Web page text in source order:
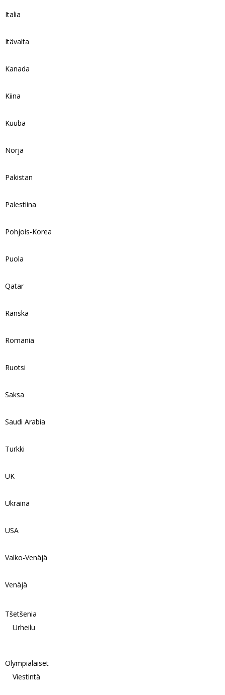
Italia
Itävalta
Kanada
Kiina
Kuuba
Norja
Pakistan
Palestiina
Pohjois-Korea
Puola
Qatar
Ranska
Romania
Ruotsi
Saksa
Saudi Arabia
Turkki
UK
Ukraina
USA
Valko-Venäjä
Venäjä
Tšetšenia
Urheilu
Olympialaiset
Viestintä